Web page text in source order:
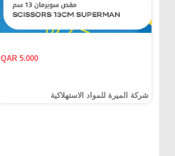
QAR 5.000
شركة الميرة للمواد الاستهلاكية